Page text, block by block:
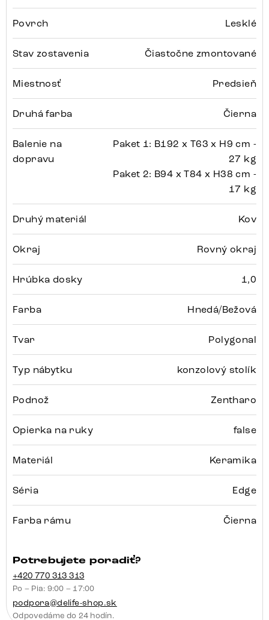
Povrch Lesklé
Stav zostavenia Čiastočne zmontované
Miestnosť Predsieň
Druhá farba Čierna
Balenie na
dopravu
Paket 1: B192 x T63 x H9 cm -
27 kg
Paket 2: B94 x T84 x H38 cm -
17 kg
Druhý materiál Kov
Okraj Rovný okraj
Hrúbka dosky 1,0
Farba Hnedá/Bežová
Tvar Polygonal
Typ nábytku konzolový stolík
Podnož Zentharo
Opierka na ruky false
Materiál Keramika
Séria Edge
Farba rámu Čierna
Potrebujete poradiť?
+420 770 313 313
Po – Pia: 9:00 – 17:00
podpora@delife-shop.sk
Odpovedáme do 24 hodín.